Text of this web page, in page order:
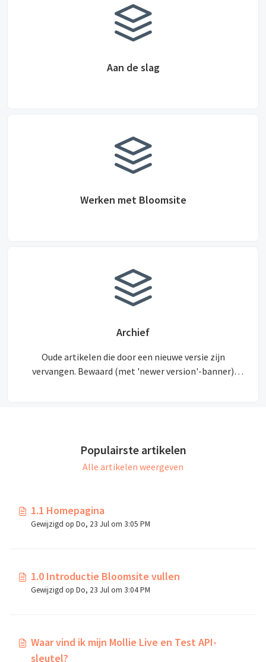
Aan de slag
Werken met Bloomsite
Archief
Oude artikelen die door een nieuwe versie zijn
vervangen. Bewaard (met 'newer version'-banner)
Populairste artikelen
Alle artikelen weergeven
1.1 Homepagina
Gewijzigd op Do, 23 Jul om 3:05 PM
1.0 Introductie Bloomsite vullen
Gewijzigd op Do, 23 Jul om 3:04 PM
Waar vind ik mijn Mollie Live en Test API-
sleutel?